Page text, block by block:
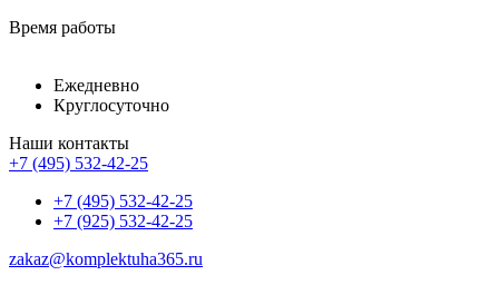
Время работы
Ежедневно
Круглосуточно
Наши контакты
+7 (495) 532-42-25
+7 (495) 532-42-25
+7 (925) 532-42-25
zakaz@komplektuha365.ru